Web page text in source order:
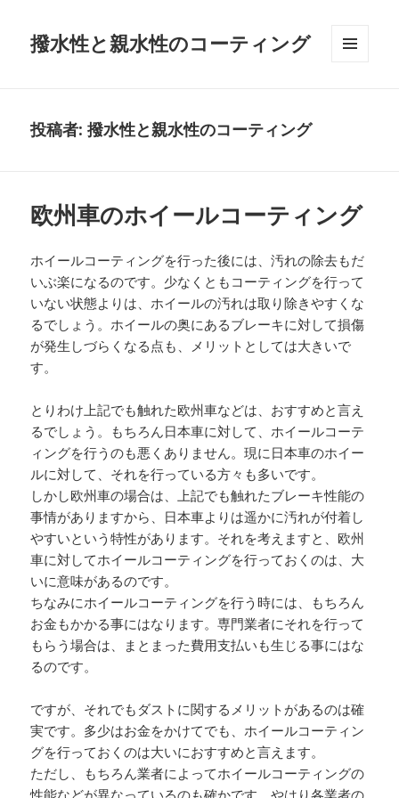
撥水性と親水性のコーティング
投稿者:撥水性と親水性のコーティング
欧州車のホイールコーティング
ホイールコーティングを行った後には、汚れの除去もだ
いぶ楽になるのです。少なくともコーティングを行って
いない状態よりは、ホイールの汚れは取り除きやすくな
るでしょう。ホイールの奥にあるブレーキに対して損傷
が発生しづらくなる点も、メリットとしては大きいで
す。
とりわけ上記でも触れた欧州車などは、おすすめと言え
るでしょう。もちろん日本車に対して、ホイールコーテ
ィングを行うのも悪くありません。現に日本車のホイー
ルに対して、それを行っている方々も多いです。
しかし欧州車の場合は、上記でも触れたブレーキ性能の
事情がありますから、日本車よりは遥かに汚れが付着し
やすいという特性があります。それを考えますと、欧州
車に対してホイールコーティングを行っておくのは、大
いに意味があるのです。
ちなみにホイールコーティングを行う時には、もちろん
お金もかかる事にはなります。専門業者にそれを行って
もらう場合は、まとまった費用支払いも生じる事にはな
るのです。
ですが、それでもダストに関するメリットがあるのは確
実です。多少はお金をかけてでも、ホイールコーティン
グを行っておくのは大いにおすすめと言えます。
ただし、もちろん業者によってホイールコーティングの